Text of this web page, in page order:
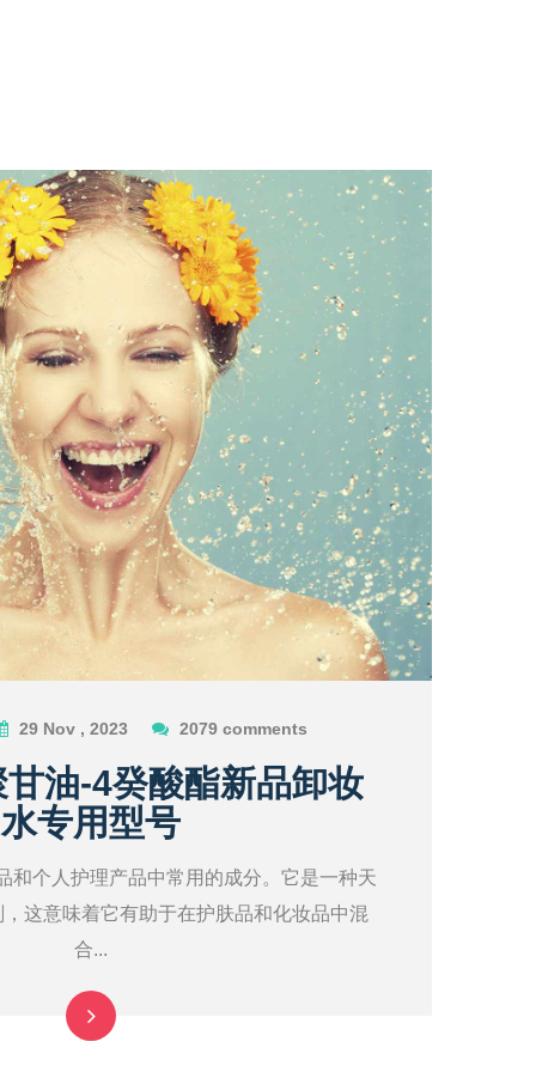
29 Nov , 2023 2079 comments
油-4癸酸酯新品卸妆
水专用型号
和个人护理产品中常用的成分。它是一种天
这意味着它有助于在护肤品和化妆品中混
合...